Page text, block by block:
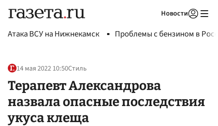
Новости
Атака ВСУ на Нижнекамск Проблемы с бензином в
14 мая 2022 10:50Стиль
Терапевт Александрова
назвала опасные последствия
укуса клеща